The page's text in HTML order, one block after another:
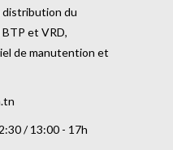
distribution du
et VRD,
de manutention et
/ 13:00 - 17h